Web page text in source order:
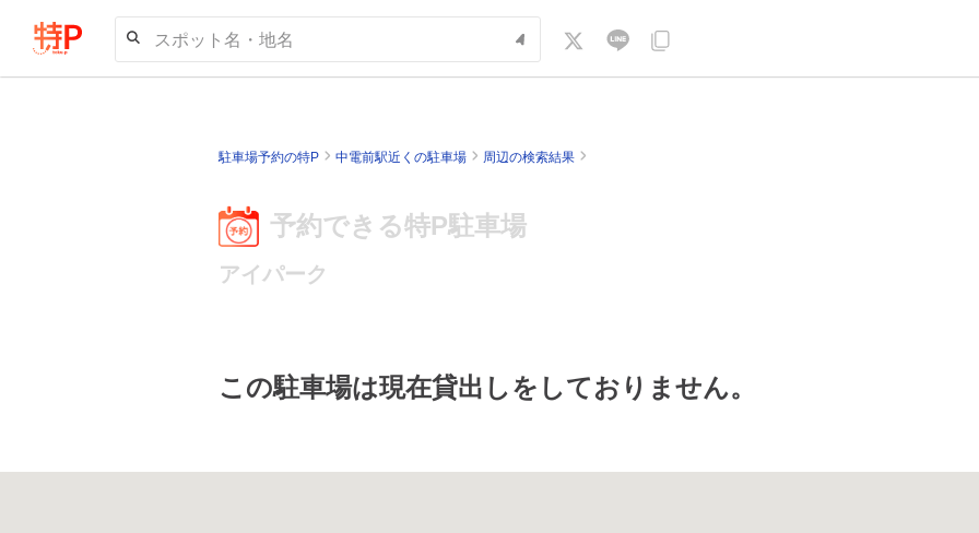
スポット名・地名
駐車場予約の特P 中電前駅近くの駐車場 周辺の検索結果
予約できる特P駐車場
アイパーク
この駐車場は現在貸出しをしておりません。